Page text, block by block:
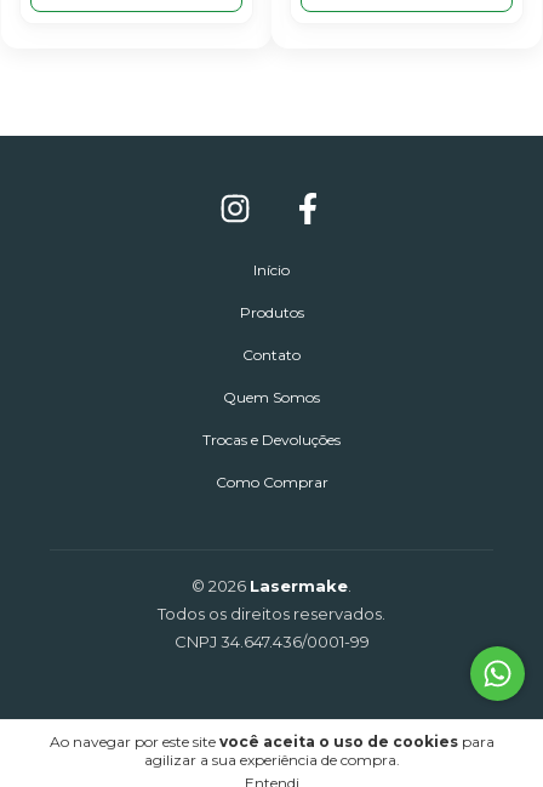
Ao navegar por este site você aceita o uso de cookiespara
agilizar a sua experiência de compra.
Entendi
Início
Produtos
Contato
Quem Somos
Trocas e Devoluções
Como Comprar
© 2026 Lasermake
Todos os direitos reservados.
CNPJ 34.647.436/0001-99